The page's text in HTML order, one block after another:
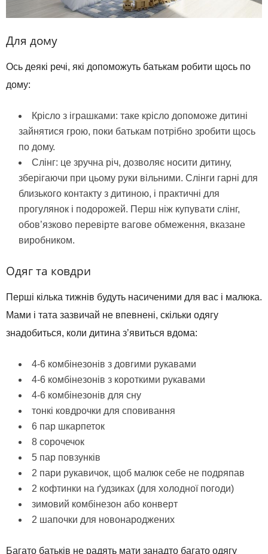
Для дому
Ось деякі речі, які допоможуть батькам робити щось по
дому:
Крісло з іграшками: таке крісло допоможе дитині
зайнятися грою, поки батькам потрібно зробити щось
по дому.
Слінг: це зручна річ, дозволяє носити дитину,
зберігаючи при цьому руки вільними. Слінги гарні для
близького контакту з дитиною, і практичні для
прогулянок і подорожей. Перш ніж купувати слінг,
обов’язково перевірте вагове обмеження, вказане
виробником.
Одяг та ковдри
Перші кілька тижнів будуть насиченими для вас і малюка.
Мами і тата зазвичай не впевнені, скільки одягу
знадобиться, коли дитина з’явиться вдома:
4-6 комбінезонів з довгими рукавами
4-6 комбінезонів з короткими рукавами
4-6 комбінезонів для сну
тонкі ковдрочки для сповивання
6 пар шкарпеток
8 сорочечок
5 пар повзунків
2 пари рукавичок, щоб малюк себе не подряпав
2 кофтинки на ґудзиках (для холодної погоди)
зимовий комбінезон або конверт
2 шапочки для новонароджених
Багато батьків не радять мати занадто багато одягу